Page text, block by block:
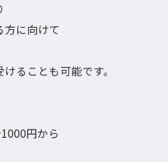
方に向けて
ることも可能です。
円から